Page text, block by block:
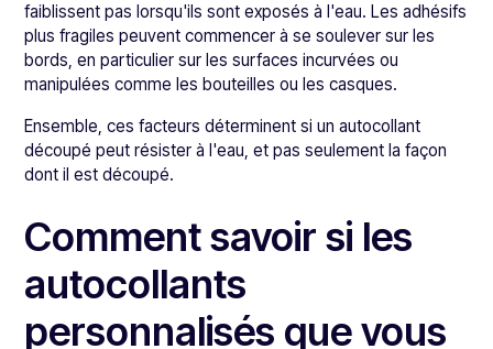
faiblissent pas lorsqu'ils sont exposés à l'eau. Les adhésifs
plus fragiles peuvent commencer à se soulever sur les
bords, en particulier sur les surfaces incurvées ou
manipulées comme les bouteilles ou les casques.
Ensemble, ces facteurs déterminent si un autocollant
découpé peut résister à l'eau, et pas seulement la façon
dont il est découpé.
Comment savoir si les
autocollants
personnalisés que vous